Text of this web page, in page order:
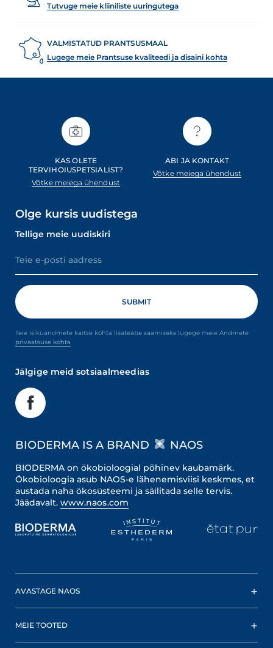
Tutvuge meie kliiniliste uuringutega
VALMISTATUD PRANTSUSMAAL
Lugege meie Prantsuse kvaliteedi ja disaini kohta
KAS OLETE
TERVIHOIUSPETSIALIST?
Võtke meiega ühendust
ABI JA KONTAKT
Võtke meiega ühendust
Olge kursis uudistega
Tellige meie uudiskiri
Teie isikuandmete kaitse kohta lisateabe saamiseks lugege meie Andmete
privaatsuse kohta
Jälgige meid sotsiaalmeedias
BIODERMA IS A BRAND NAOS
BIODERMA on ökobioloogial põhinev kaubamärk.
Ökobioloogia asub NAOS-e lähenemisviisi keskmes, et
austada naha ökosüsteemi ja säilitada selle tervis.
Jäädavalt. www.naos.com
AVASTAGE NAOS
MEIE TOOTED